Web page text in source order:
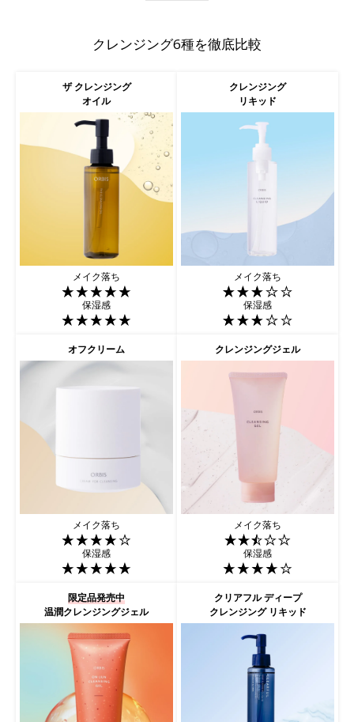
クレンジング6種を徹底比較
ザ クレンジング
オイル
メイク落ち
保湿感
クレンジング
リキッド
メイク落ち
保湿感
オフクリーム
メイク落ち
保湿感
クレンジングジェル
メイク落ち
保湿感
限定品発売中
温潤クレンジングジェル
クリアフル ディープ
クレンジング リキッド